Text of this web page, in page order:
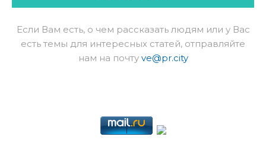
Если Вам есть, о чем рассказать людям или у Вас
есть темы для интересных статей, отправляйте
нам на почту ve@pr.city